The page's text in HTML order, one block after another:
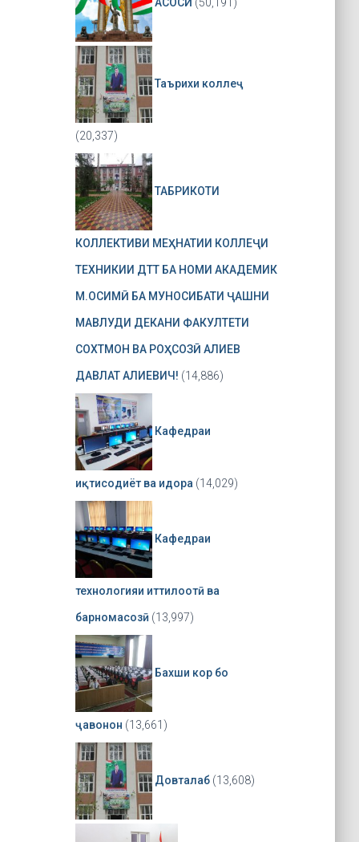
Таърихи коллеҷ
(20,337)
ТАБРИКОТИ
КОЛЛЕКТИВИ МЕҲНАТИИ КОЛЛЕҶИ
ТЕХНИКИИ ДТТ БА НОМИ АКАДЕМИК
М.ОСИМӢ БА МУНОСИБАТИ ҶАШНИ
МАВЛУДИ ДЕКАНИ ФАКУЛТЕТИ
СОХТМОН ВА РОҲСОЗӢ АЛИЕВ
ДАВЛАТ АЛИЕВИЧ! (14,886)
Кафедраи
иқтисодиёт ва идора (14,029)
Кафедраи
технологияи иттилоотӣ ва
барномасозӣ (13,997)
Бахши кор бо
ҷавонон (13,661)
Довталаб (13,608)